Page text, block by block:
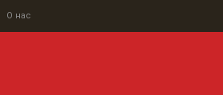
О нас